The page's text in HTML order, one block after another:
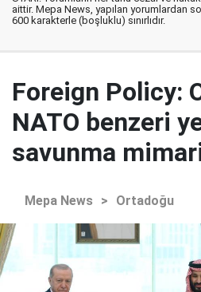
aittir. Mepa News, yapılan yorumlardan
600 karakterle (boşluklu) sınırlıdır.
Foreign Policy:
NATO benzeri
savunma
Mepa News > Ortadoğu